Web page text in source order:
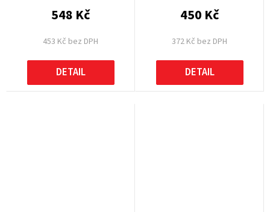
453 Kč bez DPH
548 Kč
DETAIL
372 Kč bez DPH
450 Kč
DETAIL